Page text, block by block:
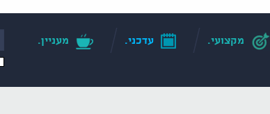
מקצועי. עדכני. מעניין.